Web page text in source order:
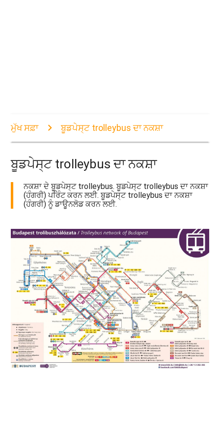
ਮੁੱਖ ਸਫ਼ਾ ਬੂਡਪੇਸ੍ਟ trolleybus ਦਾ ਨਕਸ਼ਾ
ਬੂਡਪੇਸ੍ਟ trolleybus ਦਾ ਨਕਸ਼ਾ
ਨਕਸ਼ਾ ਦੇ ਬੂਡਪੇਸ੍ਟ trolleybus. ਬੂਡਪੇਸ੍ਟ trolleybus ਦਾ ਨਕਸ਼ਾ
(ਹੰਗਰੀ) ਪਰਿੰਟ ਕਰਨ ਲਈ. ਬੂਡਪੇਸ੍ਟ trolleybus ਦਾ ਨਕਸ਼ਾ
(ਹੰਗਰੀ) ਨੂੰ ਡਾਊਨਲੋਡ ਕਰਨ ਲਈ.